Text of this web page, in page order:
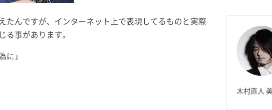
たんですが、インターネット上で表現してるものと実際
る事があります。
に」
木村直人